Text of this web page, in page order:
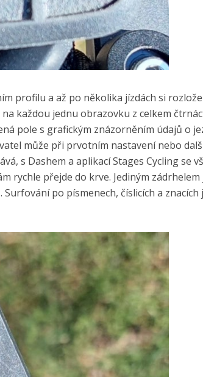
profilu a až po několika jízdách si
každou jednu obrazovku z celkem
pole s grafickým znázorněním údajů o
může při prvotním nastavení nebo
s Dashem a aplikací Stages Cycling se
rychle přejde do krve. Jediným zádrhelem
po písmenech, číslicích a znacích